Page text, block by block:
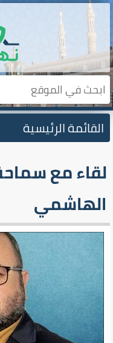
القائمة الرئيسية
لقاء مع
الهاشمي